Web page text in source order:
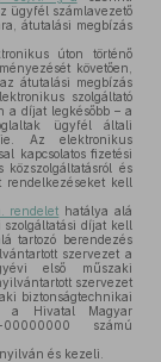
ügyfél számlavezető
átutalási megbízás
úton történő
követően,
átutalási megbízás
szolgáltató
a díjat legkésőbb – a
ügyfél általi
Az elektronikus
kapcsolatos fizetési
közszolgáltatásról és
rendelkezéseket kell
rendelet hatálya alá
szolgáltatási díjat kell
tartozó berendezés
szervezet a
első műszaki
szervezet
biztonságtechnikai
a Hivatal Magyar
00000000 számú
és kezeli.